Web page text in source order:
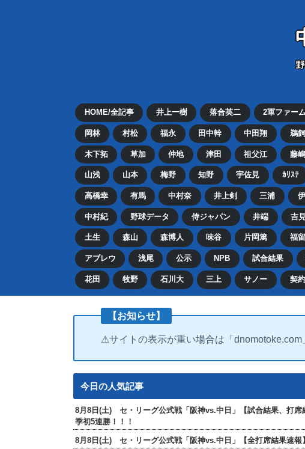
HOME/全記事 井上一樹 落合英二 2軍ファー
岡林 村松 福永 田中幹 中田翔 鵜飼
木下拓 草加 仲地 津田 祖父江 藤嶋
山浅 山本 梅野 知野 宇佐見 ｶﾘｽﾃ
高橋幸 有馬 中村奈 井上剣 三浦
中村紀 野球データ 侍ジャパン 井端 吉
土生 森山 森博人 味谷 片岡篤 福留
アブレウ 浅尾 公示 NPB 試合結果
花田 牧野 石川大 三上 サノー 契
【お知らせ】
⚠サイトの表示が重い場合は「
今日の人気記事
8月8日(土) セ・リーグ公式戦「阪神vs.中日」【試合結果、打
季初5連勝！！！
8月8日(土) セ・リーグ公式戦「阪神vs.中日」【全打席結果速